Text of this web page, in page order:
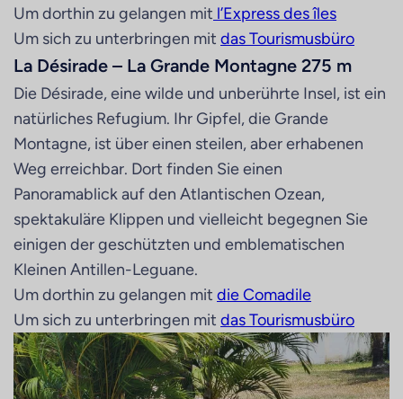
Um dorthin zu gelangen mit l’Express des îles
Um sich zu unterbringen mit das Tourismusbüro
La Désirade – La Grande Montagne 275 m
Die Désirade, eine wilde und unberührte Insel, ist ein
natürliches Refugium. Ihr Gipfel, die Grande
Montagne, ist über einen steilen, aber erhabenen
Weg erreichbar. Dort finden Sie einen
Panoramablick auf den Atlantischen Ozean,
spektakuläre Klippen und vielleicht begegnen Sie
einigen der geschützten und emblematischen
Kleinen Antillen-Leguane.
Um dorthin zu gelangen mit die Comadile
Um sich zu unterbringen mit das Tourismusbüro